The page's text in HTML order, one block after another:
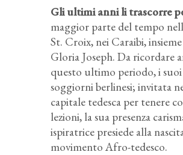
Gli ultimi anni li trascorre
maggior parte del tempo
St. Croix, nei Caraibi,
Gloria Joseph. Da ricordare
questo ultimo periodo, i suoi
soggiorni berlinesi; invitata
capitale tedesca per tenere
lezioni, la sua presenza
ispiratrice presiede alla
movimento Afro-tedesco.